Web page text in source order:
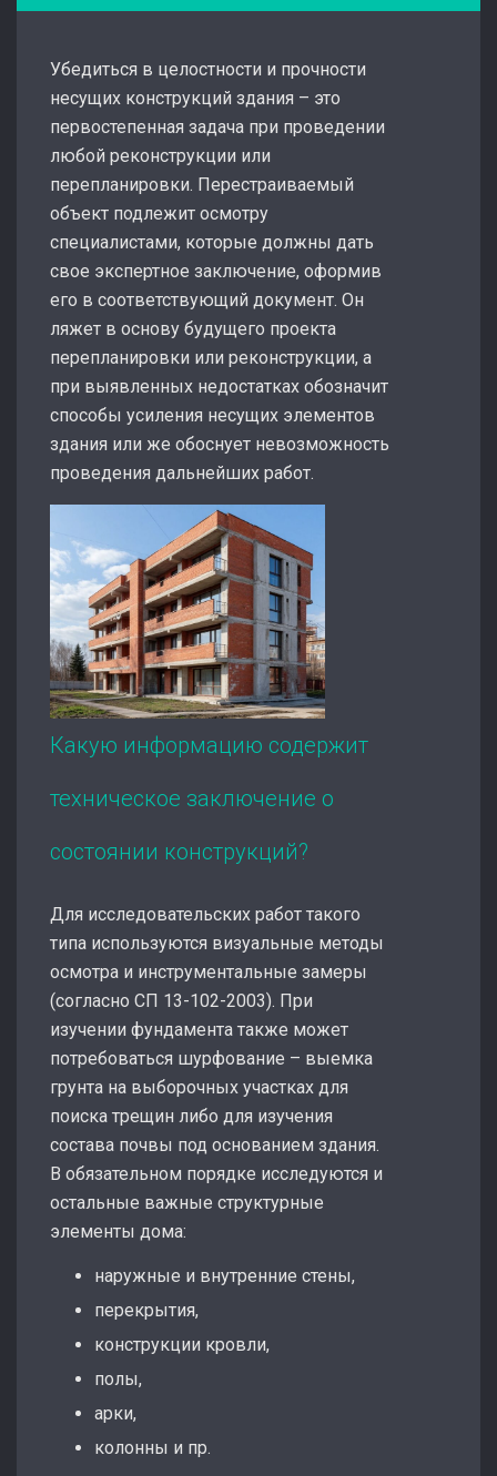
Убедиться в целостности и прочности
несущих конструкций здания – это
первостепенная задача при проведении
любой реконструкции или
перепланировки. Перестраиваемый
объект подлежит осмотру
специалистами, которые должны дать
свое экспертное заключение, оформив
его в соответствующий документ. Он
ляжет в основу будущего проекта
перепланировки или реконструкции, а
при выявленных недостатках обозначит
способы усиления несущих элементов
здания или же обоснует невозможность
проведения дальнейших работ.
Какую информацию содержит
техническое заключение о
состоянии конструкций?
Для исследовательских работ такого
типа используются визуальные методы
осмотра и инструментальные замеры
(согласно СП 13-102-2003). При
изучении фундамента также может
потребоваться шурфование – выемка
грунта на выборочных участках для
поиска трещин либо для изучения
состава почвы под основанием здания.
В обязательном порядке исследуются и
остальные важные структурные
элементы дома:
наружные и внутренние стены,
перекрытия,
конструкции кровли,
полы,
арки,
колонны и пр.